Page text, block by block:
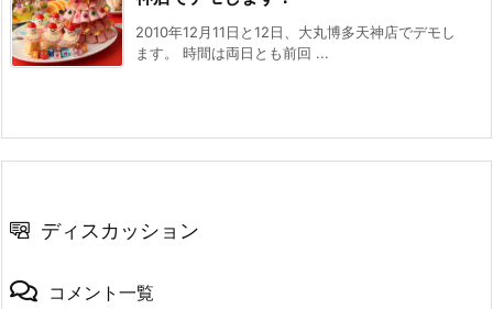
2010年12月11日と12日、大丸博多天神店でデモし
ます。 時間は両日とも前回 ...
ディスカッション
コメント一覧